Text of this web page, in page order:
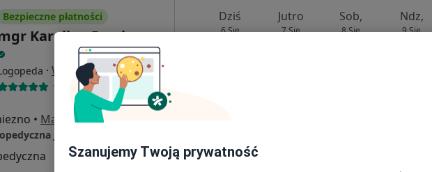
Bezpieczne płatności
Karolina Przybysz
· Więcej
1 opinia
• Mapa
Jabłonka
400 zł
Dziś
6 Sie
Jutro
7 Sie
Sob,
8 Sie
Ndz,
9 Sie
Szanujemy Twoją prywatność